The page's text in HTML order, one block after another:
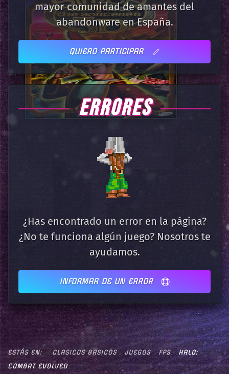
mayor comunidad de amantes del
abandonware en España.
QUIERO PARTICIPAR
ERRORES
¿Has encontrado un error en la página?
¿No te funciona algún juego? Nosotros te
ayudamos.
INFORMAR DE UN ERROR
ESTÁS EN: CLASICOS BASICOS JUEGOS FPS
HALO:
COMBAT EVOLVED